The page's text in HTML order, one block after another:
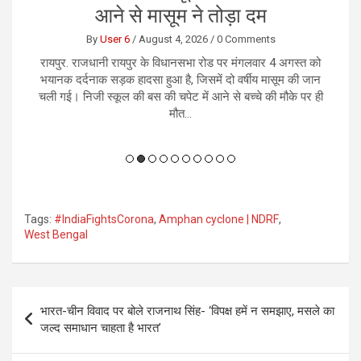
लिए हुआ सौदा, करोड़ो रुपये की हुई ठगी
By User 6/ August 4, 2026/ 0 Comments
रायपुर। राजधानी रायपुर में करोड़ों रुपये के कथित नकली नोटों के
सौदे के नाम पर एक कारोबारी से 1.13 करोड़ रुपये की ठगी का
सनसनीखेज मामला सामने आया है। आरोप है कि जाली नोट उपलब्ध
कराने का झांसा देकर आरोपियों...
Tags: #IndiaFightsCorona, Amphan cyclone | NDRF,
West Bengal
navigation
भारत-चीन विवाद पर बोले राजनाथ सिंह- ‘विपक्ष हमें न समझाए, मसले का
जल्द समाधान चाहता है भारत’